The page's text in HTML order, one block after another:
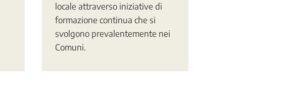
locale attraverso iniziative di
formazione continua che si
svolgono prevalentemente nei
Comuni.